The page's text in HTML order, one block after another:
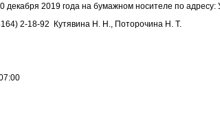
2019 года на бумажном носителе по
2-18-92 Кутявина Н. Н., Поторочина Н. Т.